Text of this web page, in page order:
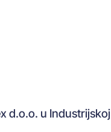
d.o.o. u Industrijskoj